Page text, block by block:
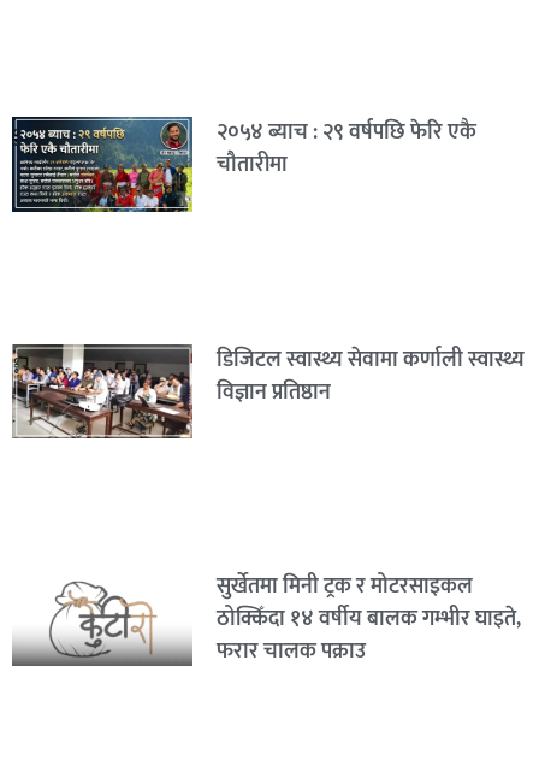
२०५४ ब्याच : २९ वर्षपछि फेरि एकै
चौतारीमा
डिजिटल स्वास्थ्य सेवामा कर्णाली स्वास्थ्य
विज्ञान प्रतिष्ठान
सुर्खेतमा मिनी ट्रक र मोटरसाइकल
ठोक्किँदा १४ वर्षीय बालक गम्भीर घाइते,
फरार चालक पक्राउ